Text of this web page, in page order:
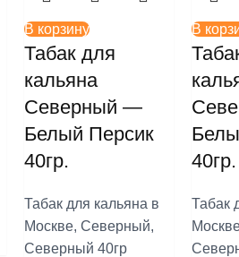
В корзину
Табак для
кальяна
Северный —
Белый Персик
40гр.
Табак для кальяна в
Москве, Северный,
Северный 40гр
В
40гр.
Табак